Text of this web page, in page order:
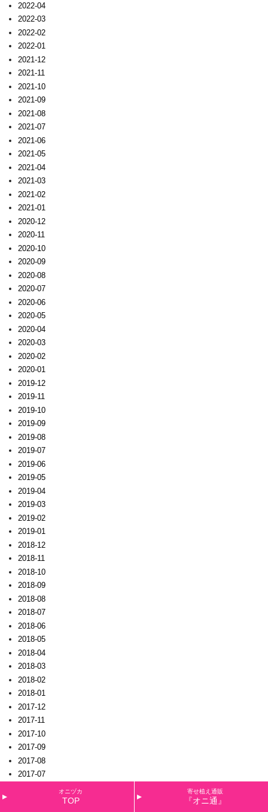
2022-04
2022-03
2022-02
2022-01
2021-12
2021-11
2021-10
2021-09
2021-08
2021-07
2021-06
2021-05
2021-04
2021-03
2021-02
2021-01
2020-12
2020-11
2020-10
2020-09
2020-08
2020-07
2020-06
2020-05
2020-04
2020-03
2020-02
2020-01
2019-12
2019-11
2019-10
2019-09
2019-08
2019-07
2019-06
2019-05
2019-04
2019-03
2019-02
2019-01
2018-12
2018-11
2018-10
2018-09
2018-08
2018-07
2018-06
2018-05
2018-04
2018-03
2018-02
2018-01
2017-12
2017-11
2017-10
2017-09
2017-08
2017-07
オニヅカ
TOP
寄せ植え通販
『オニ通』